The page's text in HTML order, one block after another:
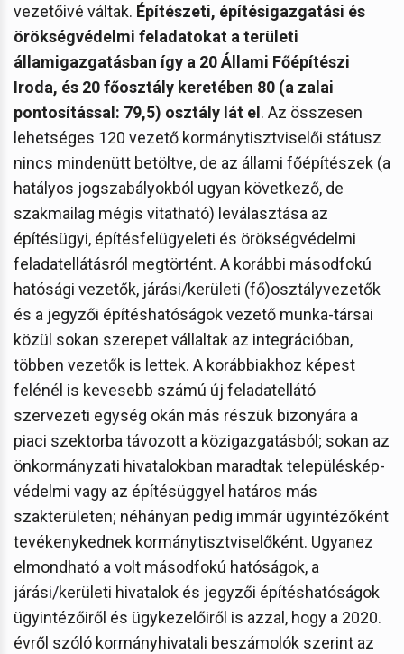
vezetőivé váltak. Építészeti, építésigazgatási és
örökségvédelmi feladatokat a területi
államigazgatásban így a 20 Állami Főépítészi
Iroda, és 20 főosztály keretében 80 (a zalai
pontosítással: 79,5) osztály lát el. Az összesen
lehetséges 120 vezető kormánytisztviselői státusz
nincs mindenütt betöltve, de az állami főépítészek (a
hatályos jogszabályokból ugyan következő, de
szakmailag mégis vitatható) leválasztása az
építésügyi, építésfelügyeleti és örökségvédelmi
feladatellátásról megtörtént. A korábbi másodfokú
hatósági vezetők, járási/kerületi (fő)osztályvezetők
és a jegyzői építéshatóságok vezető munka-társai
közül sokan szerepet vállaltak az integrációban,
többen vezetők is lettek. A korábbiakhoz képest
felénél is kevesebb számú új feladatellátó
szervezeti egység okán más részük bizonyára a
piaci szektorba távozott a közigazgatásból; sokan az
önkormányzati hivatalokban maradtak településkép-
védelmi vagy az építésüggyel határos más
szakterületen; néhányan pedig immár ügyintézőként
tevékenykednek kormánytisztviselőként. Ugyanez
elmondható a volt másodfokú hatóságok, a
járási/kerületi hivatalok és jegyzői építéshatóságok
ügyintézőiről és ügykezelőiről is azzal, hogy a 2020.
évről szóló kormányhivatali beszámolók szerint az